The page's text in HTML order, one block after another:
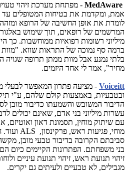
MedAware - מפתחת מערכת זיהוי
אמת, ומקדמת את בטיחות המטופלים עד
לומדת את אופן החשיבה של הרופא ומזהה
המרשמים של רופאים, תוך שימוש
מיליוני רשומות רפואיות ממוחשבות. כך
ברמה סף נמוכה של התראות שווא. "מוות
בלתי נמנע אבל מוות ממתן תרופה
מחיר", אמר לי אחד היזמים.
Voiceitt - מציעה פתרון המאפשר לבעלי
ובטבעיות, באמצעות קולם שלהם, ע"י
הדיבור המשובש והשמעתו כדיבור מובן
עשרות מיליוני בני אדם, שאינם יכולים
עם שיתוק מוחין, תסמונת דאון ואוטיזם,
מוחי, פגיעות ראש, פרקינסון, ALS
סביבתם הקרובה בדיבור טבעי מובן,
בני משפחתם. הפתרונות הקיימים כיום הם
זיהוי תנועת ראש, זיהוי תנועת עיניים
מגבילים, לא טבעיים ולעיתים גם יקרים.